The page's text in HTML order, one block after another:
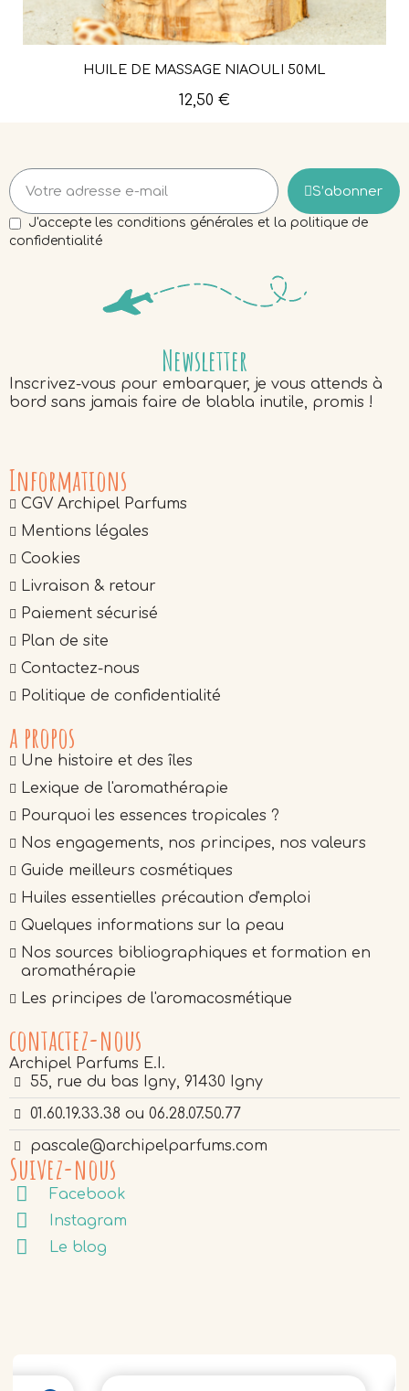
Aperçu rapide
HUILE DE MASSAGE NIAOULI 50ML
12,50 €
S’abonner
J'accepte les conditions générales et la politique de
confidentialité
Newsletter
Inscrivez-vous pour embarquer, je vous attends à
bord sans jamais faire de blabla inutile, promis !
Informations
CGV Archipel Parfums
Mentions légales
Cookies
Livraison & retour
Paiement sécurisé
Plan de site
Contactez-nous
Politique de confidentialité
a propos
Une histoire et des îles
Lexique de l'aromathérapie
Pourquoi les essences tropicales ?
Nos engagements, nos principes, nos valeurs
Guide meilleurs cosmétiques
Huiles essentielles précaution d'emploi
Quelques informations sur la peau
Nos sources bibliographiques et formation en
aromathérapie
Les principes de l'aromacosmétique
contactez-nous
Archipel Parfums E.I.
55, rue du bas Igny, 91430 Igny
01.60.19.33.38 ou 06.28.07.50.77
pascale@archipelparfums.com
Suivez-nous
Facebook
Instagram
Le blog